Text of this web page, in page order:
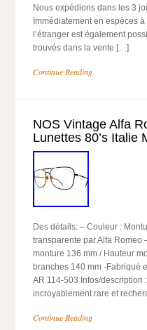
Nous expédions dans les 3
Immédiatement en espèces
l’étranger est également
trouvés dans la vente […]
Continue Reading
NOS Vintage Alfa
Lunettes 80’s Italie
Des détails: – Couleur :
transparente par Alfa Romeo
monture 136 mm / Hauteur
branches 140 mm -Fabriqué
AR 114-503 Infos/description
incroyablement rare et
Continue Reading